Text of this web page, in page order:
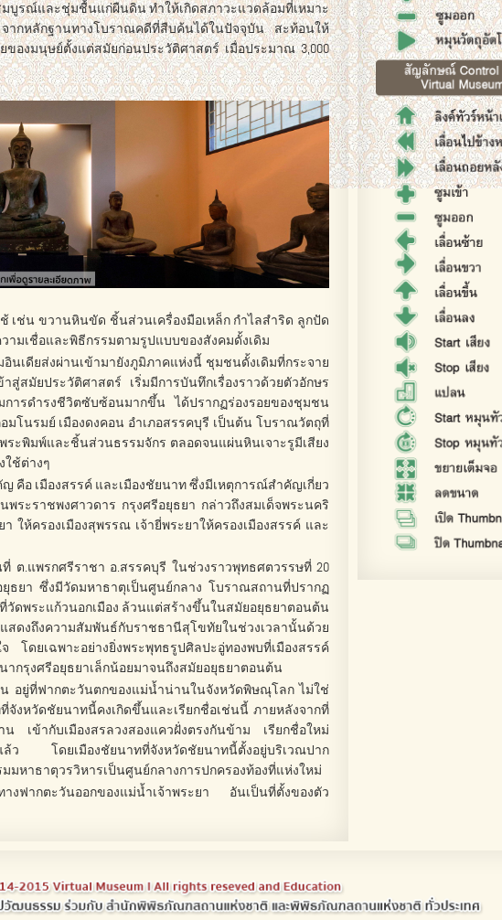
บูรณ์และชุ่มชื้นแก่ผืนดิน ทำให้เกิดสภาวะแวดล้อมที่เหมาะ
ากหลักฐานทางโบราณคดีที่สืบค้นได้ในปัจจุบัน สะท้อนให้
ของมนุษย์ตั้งแต่สมัยก่อนประวัติศาสตร์ เมื่อประมาณ 3,000
เช่น ขวานหินขัด ชิ้นส่วนเครื่องมือเหล็ก กำไลสำริด ลูกปัด
ามเชื่อและพิธีกรรมตามรูปแบบของสังคมดั้งเดิม
นเดียส่งผ่านเข้ามายังภูมิภาคแห่งนี้ ชุมชนดั้งเดิมที่กระจาย
สมัยประวัติศาสตร์ เริ่มมีการบันทึกเรื่องราวด้วยตัวอักษร
ารดำรงชีวิตซับซ้อนมากขึ้น ได้ปรากฏร่องรอยของชุมชน
มโนรมย์ เมืองดงคอน อำเภอสรรคบุรี เป็นต้น โบราณวัตถุที่
ะพิมพ์และชิ้นส่วนธรรมจักร ตลอดจนแผ่นหินเจาะรูมีเสียง
ใช้ต่างๆ
คือ เมืองสรรค์ และเมืองชัยนาท ซึ่งมีเหตุการณ์สำคัญเกี่ยว
ระราชพงศาวดาร กรุงศรีอยุธยา กล่าวถึงสมเด็จพระนคริ
ให้ครองเมืองสุพรรณ เจ้ายี่พระยาให้ครองเมืองสรรค์ และ
ต.แพรกศรีราชา อ.สรรคบุรี ในช่วงราวพุทธศตวรรษที่ 20
ยุธยา ซึ่งมีวัดมหาธาตุเป็นศูนย์กลาง โบราณสถานที่ปรากฏ
วัดพระแก้วนอกเมือง ล้วนแต่สร้างขึ้นในสมัยอยุธยาตอนต้น
งถึงความสัมพันธ์กับราชธานีสุโขทัยในช่วงเวลานั้นด้วย
ดยเฉพาะอย่างยิ่งพระพุทธรูปศิลปะอู่ทองพบที่เมืองสรรค์
กรุงศรีอยุธยาเล็กน้อยมาจนถึงสมัยอยุธยาตอนต้น
น อยู่ที่ฟากตะวันตกของแม่น้ำน่านในจังหวัดพิษณุโลก ไม่ใช่
จังหวัดชัยนาทนี้คงเกิดขึ้นและเรียกชื่อเช่นนี้ ภายหลังจากที่
เข้ากับเมืองสรลวงสองแควฝั่งตรงกันข้าม เรียกชื่อใหม่
แล้ว โดยเมืองชัยนาทที่จังหวัดชัยนาทนี้ตั้งอยู่บริเวณปาก
หาธาตุวรวิหารเป็นศูนย์กลางการปกครองท้องที่แห่งใหม่
างฟากตะวันออกของแม่น้ำเจ้าพระยา อันเป็นที่ตั้งของตัว